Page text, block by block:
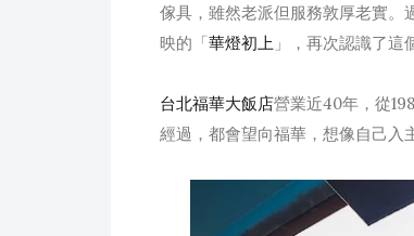
傢具，雖然老派但服務敦厚老實
映的「華燈初上 」，再次認識了這
台北福華大飯店營業近40年，從
經過，都會望向福華，想像自己入